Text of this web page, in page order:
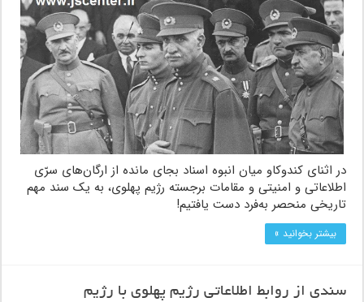
در اثنای کندوکاو میان انبوه اسناد بجای مانده از ارگان‌های سرّی
اطلاعاتی و امنیتی و مقامات برجسته رژیم پهلوی، به یک سند مهم
تاریخی منحصر به‌فرد دست یافتیم!
بیشتر بخوانید »
سندی از روابط اطلاعاتی رژیم پهلوی با رژیم